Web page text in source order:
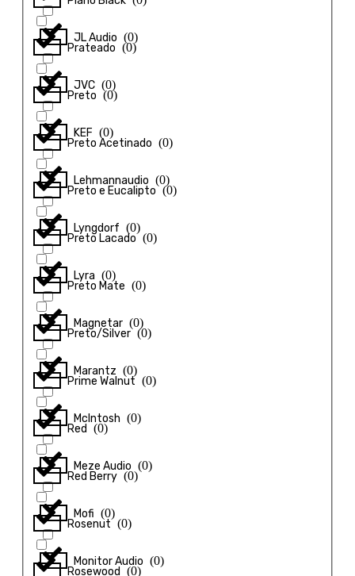
JL Audio (0)
JVC (0)
KEF (0)
Lehmannaudio (0)
Lyngdorf (0)
Lyra (0)
Magnetar (0)
Marantz (0)
McIntosh (0)
Meze Audio (0)
Mofi (0)
Monitor Audio (0)
Prateado (0)
Preto (0)
Preto Acetinado (0)
Preto e Eucalipto (0)
Preto Lacado (0)
Preto Mate (0)
Preto/Silver (0)
Prime Walnut (0)
Red (0)
Red Berry (0)
Rosenut (0)
Rosewood (0)